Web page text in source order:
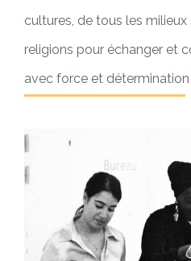
cultures, de tous les
religions pour échanger et
avec force et détermination